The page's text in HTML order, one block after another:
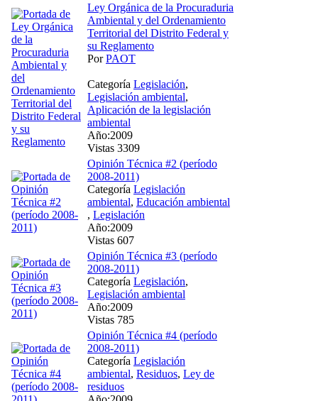
Ley Orgánica de la Procuraduria
Ambiental y del Ordenamiento
Territorial del Distrito Federal y
su Reglamento
PorPAOT
Categoría Legislación,
Legislación ambiental,
Aplicación de la legislación
ambiental
Año:2009
Vistas 3309
Opinión Técnica #2 (período
2008-2011)
Categoría Legislación
ambiental, Educación ambiental
, Legislación
Año:2009
Vistas 607
Opinión Técnica #3 (período
2008-2011)
Categoría Legislación,
Legislación ambiental
Año:2009
Vistas 785
Opinión Técnica #4 (período
2008-2011)
Categoría Legislación
ambiental, Residuos, Ley de
residuos